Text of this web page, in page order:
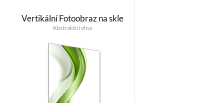
Vertikální Fotoobraz na skle
Abstraktní vlna